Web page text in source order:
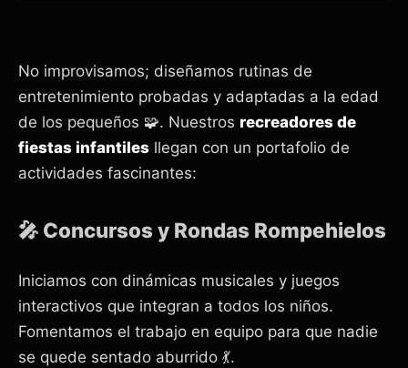
No improvisamos; diseñamos rutinas de
entretenimiento probadas y adaptadas a la edad
de los pequeños 🧩. Nuestros recreadores de
fiestas infantiles llegan con un portafolio de
actividades fascinantes:
🎤 Concursos y Rondas Rompehielos
Iniciamos con dinámicas musicales y juegos
interactivos que integran a todos los niños.
Fomentamos el trabajo en equipo para que nadie
se quede sentado aburrido 💃.